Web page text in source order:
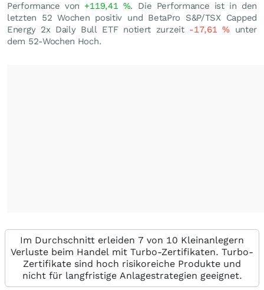
Performance von +119,41 %. Die Performance ist in den
letzten 52 Wochen positiv und BetaPro S&P/TSX Capped
Energy 2x Daily Bull ETF notiert zurzeit -17,61%unter
dem 52-Wochen Hoch.
Im Durchschnitt erleiden 7 von 10 Kleinanlegern
Verluste beim Handel mit Turbo-Zertifikaten. Turbo-
Zertifikate sind hoch risikoreiche Produkte und
nicht für langfristige Anlagestrategien geeignet.